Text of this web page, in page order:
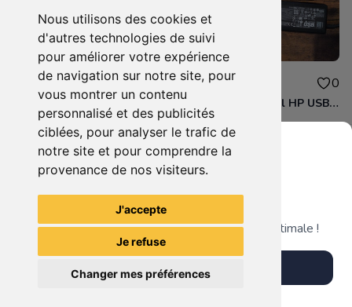
Nous utilisons des cookies et
d'autres technologies de suivi
pour améliorer votre expérience
de navigation sur notre site, pour
vous montrer un contenu
personnalisé et des publicités
ciblées, pour analyser le trafic de
notre site et pour comprendre la
provenance de nos visiteurs.
J'accepte
Je refuse
Changer mes préférences
20.00€ 0
Chargeur original Dell 02YK0F USB-C
20.00€ 0
Chargeur origianl HP USB-C L65505-003 65W
Voir tous les articles du vendeur
Grenier du Geek
Télécharge notre app pour une expérience optimale !
Télécharger l'app